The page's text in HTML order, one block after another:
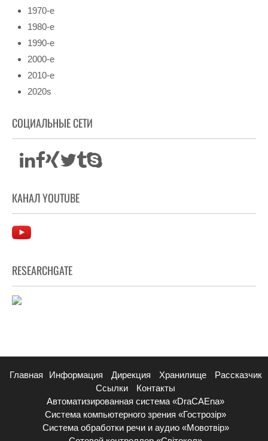
1970-е
1980-е
1990-е
2000-е
2010-е
2020s
СОЦИАЛЬНЫЕ СЕТИ
КАНАЛ YOUTUBE
RESEARCHGATE
Главная Информация Дирекция Хранилище
Рассказчик
Ссылки
Контакты
Автоматизированная система «DraCAEna»
Система компьютерного зрения «Гострозір»
Система обработки речи и аудио «Мовотвір»